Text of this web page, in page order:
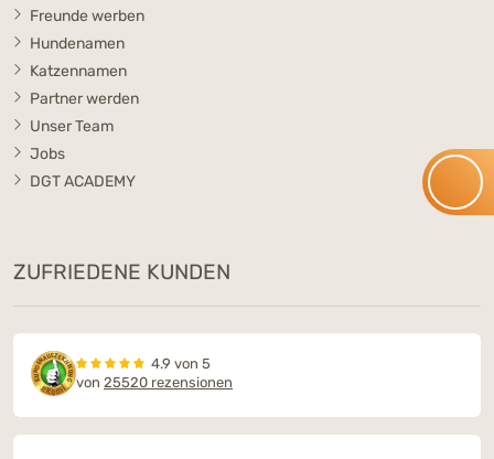
Freunde werben
Hundenamen
Katzennamen
Partner werden
Unser Team
Jobs
DGT ACADEMY
ZUFRIEDENE KUNDEN
4.9 von 5
von 25520 rezensionen